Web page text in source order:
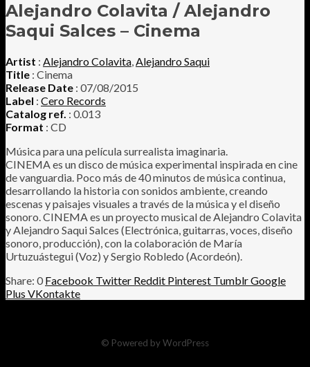
Alejandro Colavita / Alejandro
Saqui Salces – Cinema
Artist : Alejandro Colavita,Alejandro Saqui
Title : Cinema
Release Date : 07/08/2015
Label : Cero Records
Catalog ref. : 0.013
Format : CD
Música para una película surrealista imaginaria.
CINEMA es un disco de música experimental inspirada en cine
de vanguardia. Poco más de 40 minutos de música continua,
desarrollando la historia con sonidos ambiente, creando
escenas y paisajes visuales a través de la música y el diseño
sonoro. CINEMA es un proyecto musical de Alejandro Colavita
y Alejandro Saqui Salces (Electrónica, guitarras, voces, diseño
sonoro, producción), con la colaboración de María
Urtuzuástegui (Voz) y Sergio Robledo (Acordeón).
0 Facebook Twitter Reddit Pinterest TumblrGoogle
Plus VKontakte
© Powered by WordPress